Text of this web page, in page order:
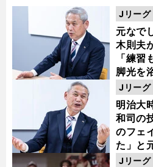
元なで
木則夫
「練
脚光を
い４年
Jリーグ
明治大
和司の
のフェ
た」と
督・佐
Jリーグ
Jリーグ